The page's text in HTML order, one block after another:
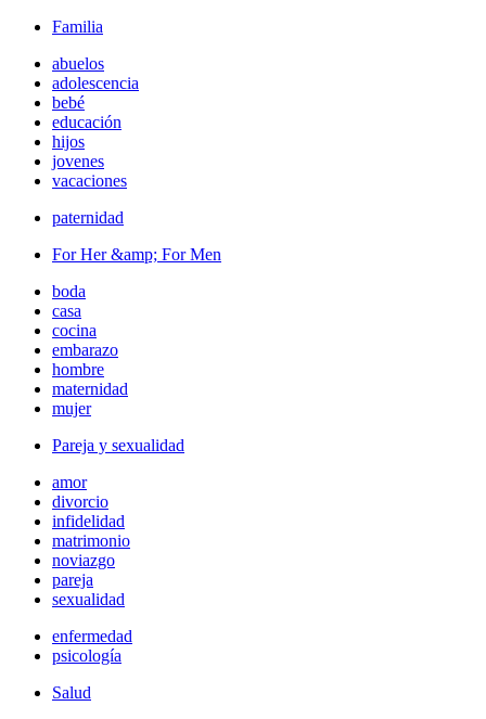
Familia
abuelos
adolescencia
bebé
educación
hijos
jovenes
vacaciones
paternidad
For Her &amp; For Men
boda
casa
cocina
embarazo
hombre
maternidad
mujer
Pareja y sexualidad
amor
divorcio
infidelidad
matrimonio
noviazgo
pareja
sexualidad
enfermedad
psicología
Salud